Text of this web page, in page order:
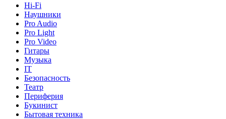
Hi-Fi
Наушники
Pro Audio
Pro Light
Pro Video
Гитары
Музыка
IT
Безопасность
Театр
Периферия
Букинист
Бытовая техника